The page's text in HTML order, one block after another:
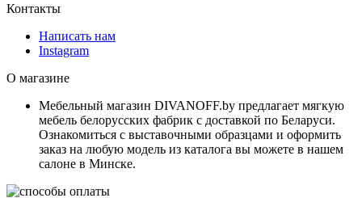
Контакты
Написать нам
Instagram
О магазине
Мебельный магазин DIVANOFF.by предлагает мягкую
мебель белорусских фабрик с доставкой по Беларуси.
Ознакомиться с выставочными образцами и оформить
заказ на любую модель из каталога вы можете в нашем
салоне в Минске.